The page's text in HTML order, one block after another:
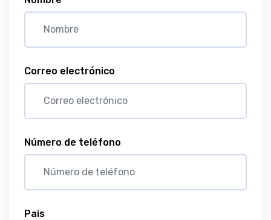
Correo electrónico
Número de teléfono
Pais